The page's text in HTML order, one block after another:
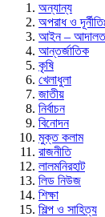
অন্যান্য
অপরাধ ও
আইন – আদালত
আন্তর্জাতিক
কৃষি
খেলাধুলা
জাতীয়
নির্বাচন
বিনোদন
মুক্ত কলাম
রাজনীতি
লালমনিরহাট
লিড নিউজ
শিক্ষা
শিল্প ও সাহিত্য